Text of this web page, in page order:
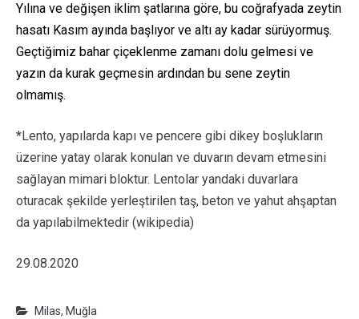
Yılına ve değişen iklim şatlarına göre, bu coğrafyada zeytin
hasatı Kasım ayında başlıyor ve altı ay kadar sürüyormuş.
Geçtiğimiz bahar çiçeklenme zamanı dolu gelmesi ve
yazın da kurak geçmesin ardından bu sene zeytin
olmamış.
*Lento, yapılarda kapı ve pencere gibi dikey boşlukların
üzerine yatay olarak konulan ve duvarın devam etmesini
sağlayan mimari bloktur. Lentolar yandaki duvarlara
oturacak şekilde yerleştirilen taş, beton ve yahut ahşaptan
da yapılabilmektedir (wikipedia)
29.08.2020
Milas, Muğla